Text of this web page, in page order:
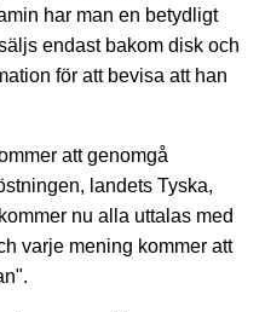
har man en betydligt
endast bakom disk och
för att bevisa att han
att genomgå
landets Tyska,
nu alla uttalas med
varje mening kommer att